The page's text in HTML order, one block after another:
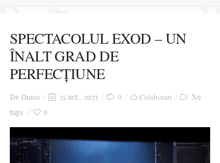
Stari afective
Zice Dunia
Călătorii
Cursuri povestite
Ziua culorii
SPECTACOLUL EXOD – UN
ÎNALT GRAD DE
PERFECȚIUNE
De Dunia 25 oct., 2023 0 Colaborari
No
tags
0